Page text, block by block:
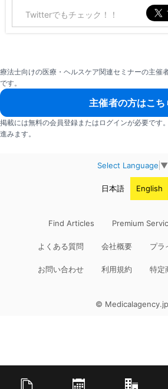
Twitterでもチェック！！
療法士向けの医療・ヘルスケア関連セミナーの主催
です。
主催者の方はこち
掲載には無料の会員登録またはログインが必要です
進みます。
Select Language ▼
日本語 English
Find Articles Premium
よくある質問 会社概要 プラ
お問い合わせ 利用規約 特定
© Medicalagency.jp